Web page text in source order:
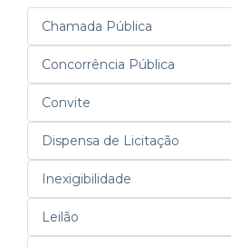
Chamada Pública
Concorrência Pública
Convite
Dispensa de Licitação
Inexigibilidade
Leilão